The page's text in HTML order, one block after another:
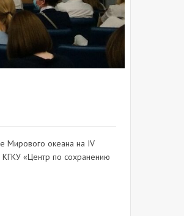
Мирового океана на IV
КГКУ «Центр по сохранению